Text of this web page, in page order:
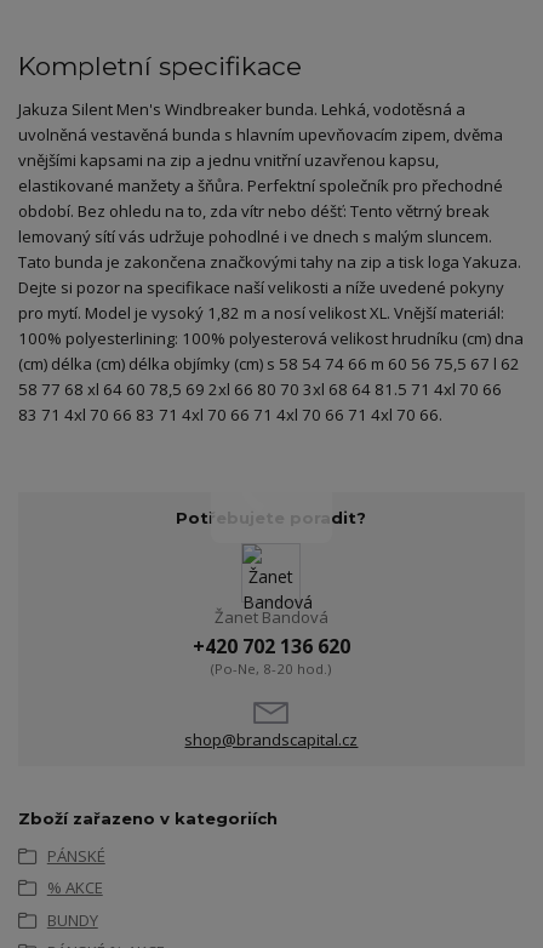
Kompletní specifikace
Jakuza Silent Men's Windbreaker bunda. Lehká, vodotěsná a
uvolněná vestavěná bunda s hlavním upevňovacím zipem, dvěma
vnějšími kapsami na zip a jednu vnitřní uzavřenou kapsu,
elastikované manžety a šňůra. Perfektní společník pro přechodné
období. Bez ohledu na to, zda vítr nebo déšť: Tento větrný break
lemovaný sítí vás udržuje pohodlné i ve dnech s malým sluncem.
Tato bunda je zakončena značkovými tahy na zip a tisk loga Yakuza.
Dejte si pozor na specifikace naší velikosti a níže uvedené pokyny
pro mytí. Model je vysoký 1,82 m a nosí velikost XL. Vnější materiál:
100% polyesterlining: 100% polyesterová velikost hrudníku (cm) dna
(cm) délka (cm) délka objímky (cm) s 58 54 74 66 m 60 56 75,5 67 l 62
58 77 68 xl 64 60 78,5 69 2xl 66 80 70 3xl 68 64 81.5 71 4xl 70 66
83 71 4xl 70 66 83 71 4xl 70 66 71 4xl 70 66 71 4xl 70 66.
Potřebujete poradit?
Žanet Bandová
+420 702 136 620
(Po-Ne, 8-20 hod.)
shop@brandscapital.cz
Zboží zařazeno v kategoriích
PÁNSKÉ
% AKCE
BUNDY